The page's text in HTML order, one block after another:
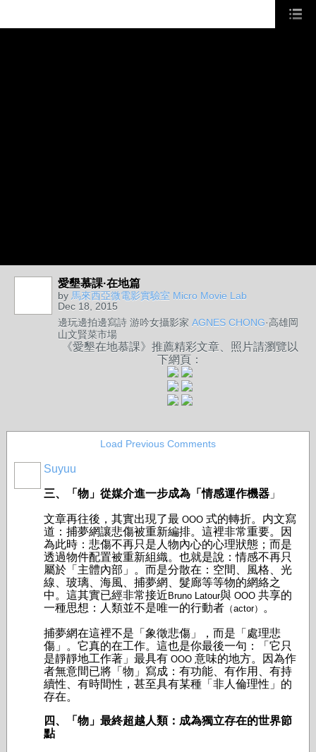
愛墾慕課·在地篇
by 馬來西亞微電影實驗室 Micro Movie Lab
Dec 18, 2015
邊玩邊拍邊寫詩 游吟女攝影家 AGNES CHONG·高雄岡
山文賢菜市場
《愛墾在地慕課》推薦精彩文章、照片請瀏覽以
下網頁：
Load Previous Comments
Suyuu
三、「物」從媒介進一步成為「情感運作機器 」
文章再往後，其實出現了最 OOO 式的轉折。 内文寫
道：捕夢網讓悲傷被重新編排。這裡非常重要。因
為此時：悲傷不再只是人物內心的心理狀態；而是
透過物件配置被重新組織。 也就是說：情感不再只
屬於「主體內部」。 而是分散在：空間、風格、光
線、玻璃、海風、捕夢網、髮廊等等物的網絡之
中。這其實已經非常接近 Bruno Latour與 OOO 共享的
一種思想：人類並不是唯一的行動者 （actor） 。
捕夢網在這裡不是「象徵悲傷」，而是「處理悲
傷」。它真的在工作。這也是你最後一句：「它只
是靜靜地工作著」最具有 OOO 意味的地方。因為作
者無意間已將「物」寫成：有功能、有作用、有持
續性、有時間性，甚至具有某種「非人倫理性」的
存在。
四、「物」最終超越人類：成為獨立存在的世界節
點